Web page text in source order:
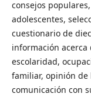
consejos
adolescentes,
cuestionario de
información acerca
escolaridad,
familiar, opinión de
comunicación con